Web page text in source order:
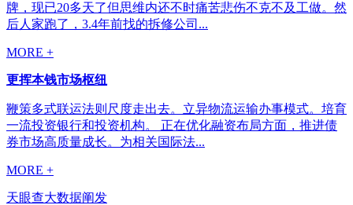
牌，现已20多天了但思维内还不时痛苦悲伤不克不及工做。然
后人家跑了，3.4年前找的拆修公司...
MORE +
更挥本钱市场枢纽
鞭策多式联运法则尺度走出去。立异物流运输办事模式。培育
一流投资银行和投资机构。 正在优化融资布局方面，推进债
券市场高质量成长。为相关国际法...
MORE +
天眼查大数据阐发